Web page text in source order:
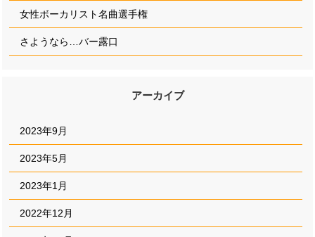
女性ボーカリスト名曲選手権
さようなら…バー露口
アーカイブ
2023年9月
2023年5月
2023年1月
2022年12月